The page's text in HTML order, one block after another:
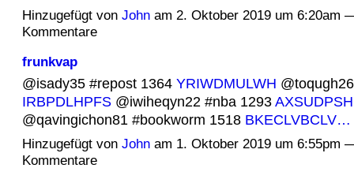
Hinzugefügt von Johnam 2. Oktober 2019 um 6:20am
Kommentare
frunkvap
@isady35 #repost 1364 YRIWDMULWH
IRBPDLHPFS@iwiheqyn22 #nba 1293
@qavingichon81 #bookworm 1518 BKECLVBCLV…
Hinzugefügt von Johnam 1. Oktober 2019 um 6:55pm
Kommentare